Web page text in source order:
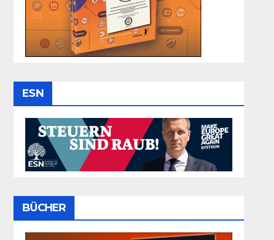
ESN
BÜCHER